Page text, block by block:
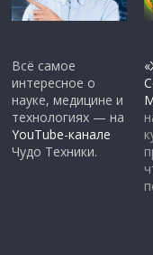
Всё самое
интересное о
науке, медицине и
технологиях — на
YouTube-канале
Чудо Техники.